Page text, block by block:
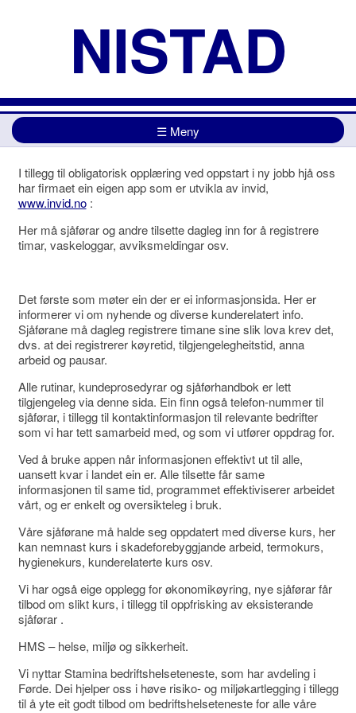
NISTAD
Om oss Kundar
Jobb hos Nistad Kontakt oss
☰ Meny
I tillegg til obligatorisk opplæring ved oppstart i ny jobb hjå oss
har firmaet ein eigen app som er utvikla av invid,
www.invid.no :
Her må sjåførar og andre tilsette dagleg inn for å registrere
timar, vaskeloggar, avviksmeldingar osv.
Det første som møter ein der er ei informasjonsida. Her er
informerer vi om nyhende og diverse kunderelatert info.
Sjåførane må dagleg registrere timane sine slik lova krev det,
dvs. at dei registrerer køyretid, tilgjengelegheitstid, anna
arbeid og pausar.
Alle rutinar, kundeprosedyrar og sjåførhandbok er lett
tilgjengeleg via denne sida. Ein finn også telefon-nummer til
sjåførar, i tillegg til kontaktinformasjon til relevante bedrifter
som vi har tett samarbeid med, og som vi utfører oppdrag for.
Ved å bruke appen når informasjonen effektivt ut til alle,
uansett kvar i landet ein er. Alle tilsette får same
informasjonen til same tid, programmet effektiviserer arbeidet
vårt, og er enkelt og oversikteleg i bruk.
Våre sjåførane må halde seg oppdatert med diverse kurs, her
kan nemnast kurs i skadeforebyggjande arbeid, termokurs,
hygienekurs, kunderelaterte kurs osv.
Vi har også eige opplegg for økonomikøyring, nye sjåførar får
tilbod om slikt kurs, i tillegg til oppfrisking av eksisterande
sjåførar .
HMS– helse, miljø og sikkerheit.
Vi nyttar Stamina bedriftshelseteneste, som har avdeling i
Førde. Dei hjelper oss i høve risiko- og miljøkartlegging i tillegg
til å yte eit godt tilbod om bedriftshelseteneste for alle våre